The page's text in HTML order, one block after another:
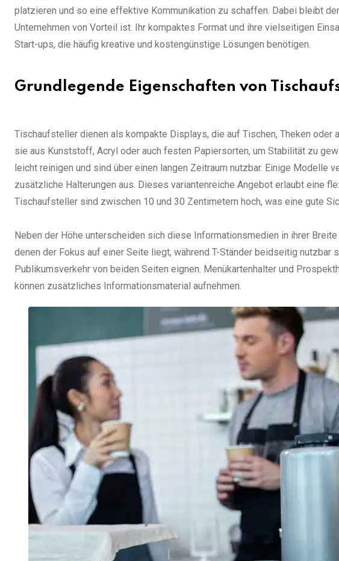
platzieren und so eine effektive Kommunikation zu schaffen. Dabei bleibt
Unternehmen von Vorteil ist. Ihr kompaktes Format und ihre vielseitigen
Start-ups, die häufig kreative und kostengünstige Lösungen benötigen.
Grundlegende Eigenschaften von
Tischaufsteller dienen als kompakte Displays, die auf Tischen, Theken oder
sie aus Kunststoff, Acryl oder auch festen Papiersorten, um Stabilität zu
leicht reinigen und sind über einen langen Zeitraum nutzbar. Einige Modelle
zusätzliche Halterungen aus. Dieses variantenreiche Angebot erlaubt eine
Tischaufsteller sind zwischen 10 und 30 Zentimetern hoch, was eine gute
Neben der Höhe unterscheiden sich diese Informationsmedien in ihrer
denen der Fokus auf einer Seite liegt, während T-Ständer beidseitig
Publikumsverkehr von beiden Seiten eignen. Menükartenhalter und
können zusätzliches Informationsmaterial aufnehmen.